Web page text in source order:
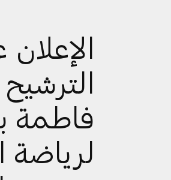
فاطمة
لرياضة